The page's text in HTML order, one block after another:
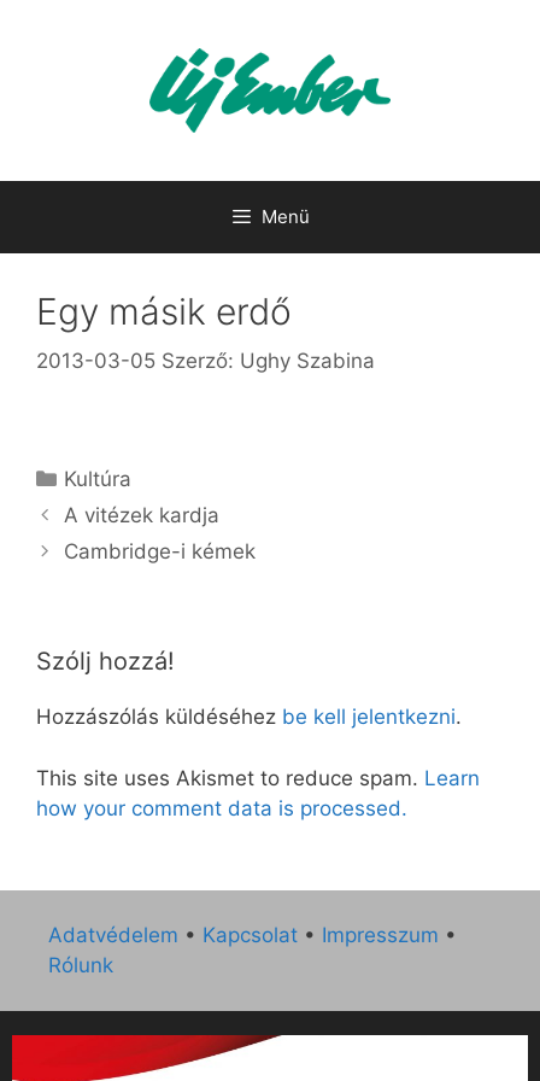
Menü
Egy másik erdő
2013-03-05 Szerző: Ughy Szabina
Kategória
Kultúra
A vitézek kardja
Cambridge-i kémek
Szólj hozzá!
Hozzászólás küldéséhez be kell jelentkezni.
This site uses Akismet to reduce spam. Learn
how your comment data is processed.
Adatvédelem • Kapcsolat • Impresszum •
Rólunk